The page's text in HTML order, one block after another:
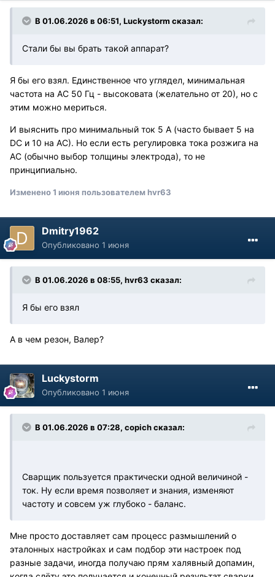
В 01.06.2026 в 06:51, Luckystorm сказал:
Стали бы вы брать такой аппарат?
Я бы его взял. Единственное что углядел, минимальная
частота на АС 50 Гц - высоковата (желательно от 20), но с
этим можно мериться.
И выяснить про минимальный ток 5 А (часто бывает 5 на
DC и 10 на АС). Но если есть регулировка тока розжига на
АС (обычно выбор толщины электрода), то не
принципиально.
Изменено1 июня пользователем hvr63
Dmitry1962
Опубликовано 1 июня
В 01.06.2026 в 08:55, hvr63 сказал:
Я бы его взял
А в чем резон, Валер?
Luckystorm
Опубликовано 1 июня
В 01.06.2026 в 07:28, copichсказал:
Сварщик пользуется практически одной величиной -
ток. Ну если время позволяет и знания, изменяют
частоту и совсем уж глубоко - баланс.
Мне просто доставляет сам процесс размышлений о
эталонных настройках и сам подбор эти настроек под
разные задачи, иногда получаю прям халявный допамин,